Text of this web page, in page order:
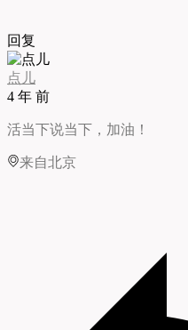
回复
点儿
4 年 前
活当下说当下，加油！
来自北京